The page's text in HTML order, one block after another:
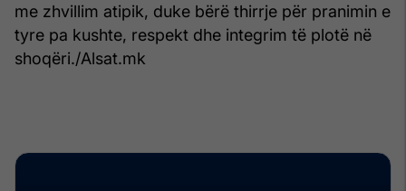
me zhvillim atipik, duke bërë thirrje për pranimin e
tyre pa kushte, respekt dhe integrim të plotë në
shoqëri./Alsat.mk